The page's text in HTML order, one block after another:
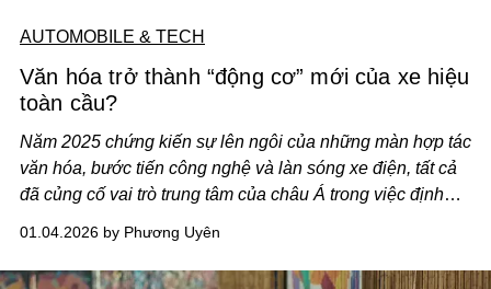
AUTOMOBILE & TECH
Văn hóa trở thành “động cơ” mới của xe hiệu
toàn cầu?
Năm 2025 chứng kiến sự lên ngôi của những màn hợp tác
văn hóa, bước tiến công nghệ và làn sóng xe điện, tất cả
đã củng cố vai trò trung tâm của châu Á trong việc định
01.04.2026 by Phương Uyên